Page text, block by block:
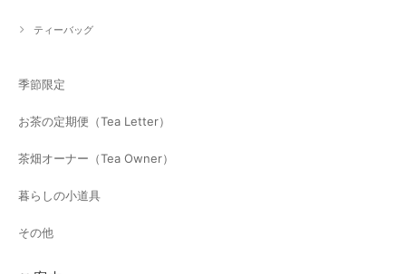
ティーバッグ
季節限定
お茶の定期便（Tea Letter）
茶畑オーナー（Tea Owner）
暮らしの小道具
その他